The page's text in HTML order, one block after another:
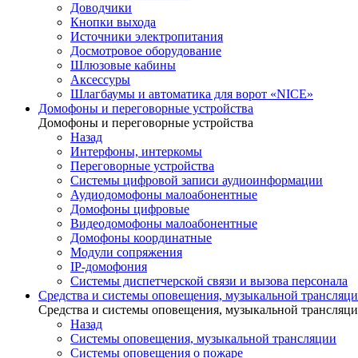
Доводчики
Кнопки выхода
Источники электропитания
Досмотровое оборудование
Шлюзовые кабины
Аксессуры
Шлагбаумы и автоматика для ворот «NICE»
Домофоны и переговорные устройства
Домофоны и переговорные устройства
Назад
Интерфоны, интеркомы
Переговорные устройства
Системы цифровой записи аудиоинформации
Аудиодомофоны малоабонентные
Домофоны цифровые
Видеодомофоны малоабонентные
Домофоны координатные
Модули сопряжения
IP-домофония
Системы диспетчерской связи и вызова персонала
Средства и системы оповещения, музыкальной
Средства и системы оповещения, музыкальной
Назад
Системы оповещения, музыкальной трансляции
Системы оповещения о пожаре